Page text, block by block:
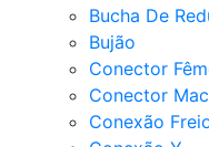
Bucha De
Bujão
Conector
Conector
Conexão